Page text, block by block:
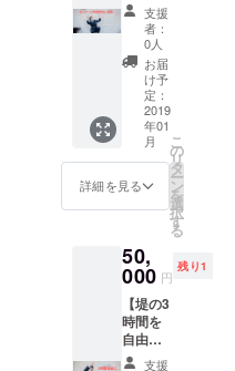
ます。
※本は出
版後の
郵送に
なりま
す。
（送料
込み）
WordPr
essブロ
グのプ
ロで
す。貯
金に関
して
は、OL
時代に9
年間で
1,500万
す。 ※
名古屋
市内に
限りま
す。交
通費・
飲食代
間参加
し放題
の権利
＋本1
冊】
2019年
1月1日
～2019
年12月
31日ま
でに実
施する
堤主催
ナーに
全て無
料でご
参加頂
けま
す。
2018年
支援
者：
0人
お届
け予
定：
2019
年01
月
詳細を見る
こ
の
リ
タ
ー
ン
を
選
択
す
る
50,
000 円
残り1
【堤の3
時間を
自由に
使える
支援